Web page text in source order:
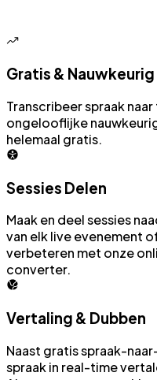
Gratis & Nauwkeurig
Transcribeer spraak
ongelooflijke
helemaal gratis.
Sessies Delen
Maak en deel sessies
van elk live evenement
verbeteren met onze
converter.
Vertaling & Dubben
Naast gratis spraak-
spraak in real-time